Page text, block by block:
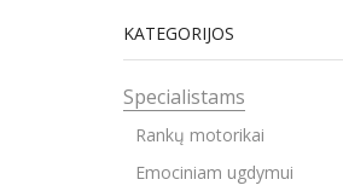
KATEGORIJOS
Specialistams
Rankų motorikai
Emociniam ugdymui